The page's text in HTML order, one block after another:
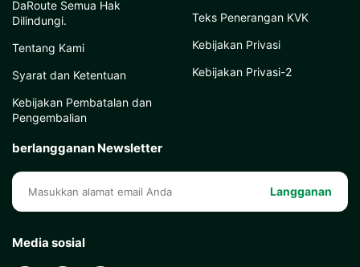
DaRoute Semua Hak
Dilindungi.
Tentang Kami
Syarat dan Ketentuan
Kebijakan Pembatalan dan
Pengembalian
Teks Penerangan KVK
Kebijakan Privasi
Kebijakan Privasi-2
berlangganan Newsletter
Langganan
Media sosial